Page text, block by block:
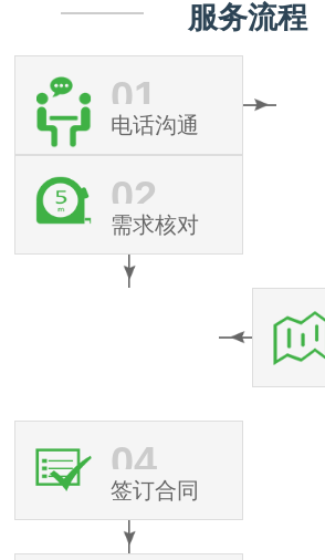
服务流程
01
电话沟通
02
需求核对
04
签订合同